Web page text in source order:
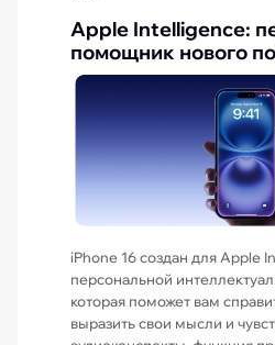
Apple Intelligence:
помощник нового
iPhone 16 создан для Apple
персональной
которая поможет вам
выразить свои мысли и